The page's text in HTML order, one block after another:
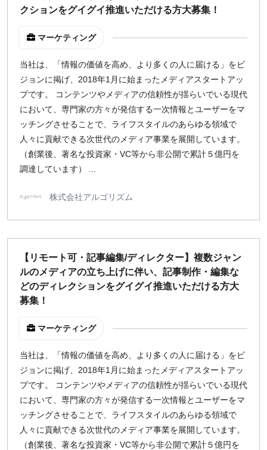
クションをグイグイ推進いただける方大募集！
マーケティング
当社は、「情報の価値を高め、より多くの人に届ける」をビ
ジョンに掲げ、2018年1月に始まったメディアスタートアッ
プです。 コンテンツやメディアの信頼性が揺らいでいる現代
において、専門家の方々が発信する一次情報とユーザーをマ
ッチングさせることで、ライフスタイルのあらゆる領域で
人々に貢献できる次世代のメディア事業を展開しています。
（創業後、著名な投資家・VC等から非公開で累計５億円を
調達しています） ...
株式会社アルゴリズム
【リモート可・記事編集/ディレクター】複数ジャン
ルのメディアの立ち上げに伴い、記事制作・編集な
どのディレクションをグイグイ推進いただける方大
募集！
マーケティング
当社は、「情報の価値を高め、より多くの人に届ける」をビ
ジョンに掲げ、2018年1月に始まったメディアスタートアッ
プです。 コンテンツやメディアの信頼性が揺らいでいる現代
において、専門家の方々が発信する一次情報とユーザーをマ
ッチングさせることで、ライフスタイルのあらゆる領域で
人々に貢献できる次世代のメディア事業を展開しています。
（創業後、著名な投資家・VC等から非公開で累計５億円を